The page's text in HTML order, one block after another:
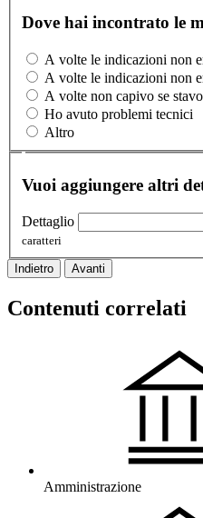
Dove hai incontrato le
A volte le indicazioni non
A volte le indicazioni non
A volte non capivo se
Ho avuto problemi tecnici
Altro
Vuoi aggiungere altri
Dettaglio
caratteri
Indietro Avanti
Contenuti correlati
Amministrazione